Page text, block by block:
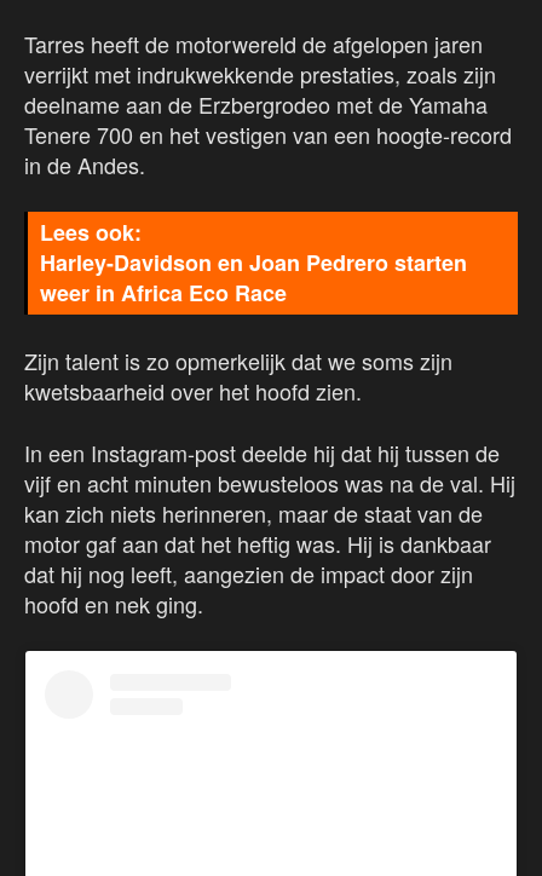
Tarres heeft de motorwereld de afgelopen jaren
verrijkt met indrukwekkende prestaties, zoals zijn
deelname aan de Erzbergrodeo met de Yamaha
Tenere 700 en het vestigen van een hoogte-record
in de Andes.
Harley-Davidson en Joan Pedrero starten
weer in Africa Eco Race
Zijn talent is zo opmerkelijk dat we soms zijn
kwetsbaarheid over het hoofd zien.
In een Instagram-post deelde hij dat hij tussen de
vijf en acht minuten bewusteloos was na de val. Hij
kan zich niets herinneren, maar de staat van de
motor gaf aan dat het heftig was. Hij is dankbaar
dat hij nog leeft, aangezien de impact door zijn
hoofd en nek ging.